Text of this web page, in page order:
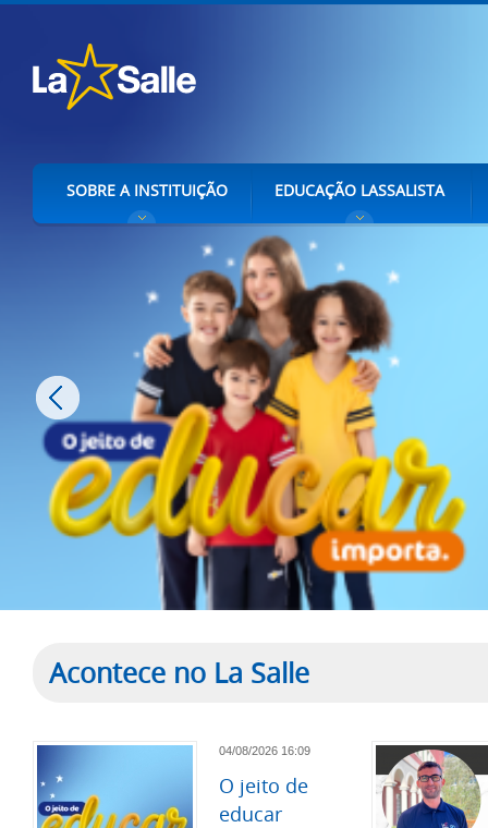
SOBRE A INSTITUIÇÃO EDUCAÇÃO LASSALISTA
Acontece no La Salle
04/08/2026 16:09
O jeito de
educar